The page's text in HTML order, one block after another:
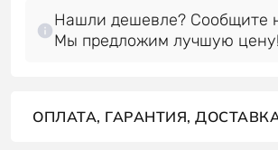
Нашли дешевле? Сообщите
Мы предложим лучшую цену!
ОПЛАТА, ГАРАНТИЯ,